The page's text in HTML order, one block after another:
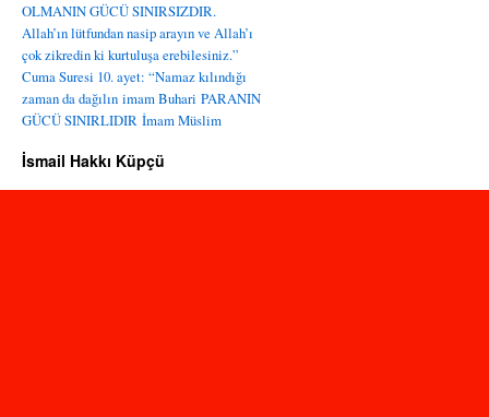
OLMANIN GÜCÜ SINIRSIZDIR.
Allah’ın lütfundan nasip arayın ve Allah’ı
çok zikredin ki kurtuluşa erebilesiniz.”
Cuma Suresi 10. ayet: “Namaz kılındığı
zaman da dağılın imam Buhari PARANIN
GÜCÜ SINIRLIDIR İmam Müslim
İsmail Hakkı Küpçü